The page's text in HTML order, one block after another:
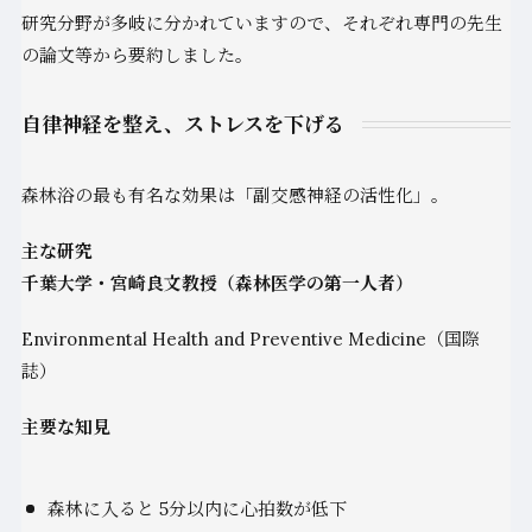
研究分野が多岐に分かれていますので、それぞれ専門の先生
の論文等から要約しました。
自律神経を整え、ストレスを下げる
森林浴の最も有名な効果は「副交感神経の活性化」。
主な研究
千葉大学・宮崎良文教授（森林医学の第一人者）
Environmental Health and Preventive Medicine（国際
誌）
主要な知見
森林に入ると 5分以内に心拍数が低下